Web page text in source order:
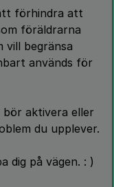
förhindra att
föräldrarna
vill begränsa
används för
bör aktivera eller
du upplever.
dig på vägen. : )